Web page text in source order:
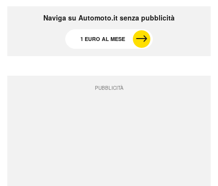
Naviga su Automoto.it senza pubblicità
1 EURO AL MESE
PUBBLICITÀ